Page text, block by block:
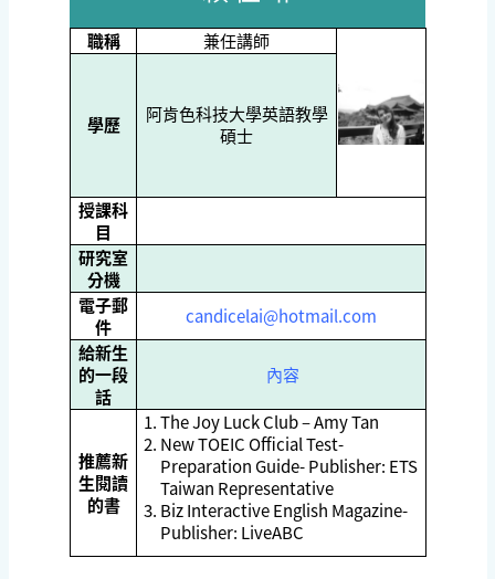
職稱 兼任講師
學歷
阿肯色科技大學英語教學
碩士
授課科
目
研究室
分機
電子郵
件
candicelai@hotmail.com
給新生
的一段
話
內容
推薦新
生閱讀
的書
The Joy Luck Club – Amy Tan
New TOEIC Official Test-
Preparation Guide- Publisher: ETS
Taiwan Representative
Biz Interactive English Magazine-
Publisher: LiveABC